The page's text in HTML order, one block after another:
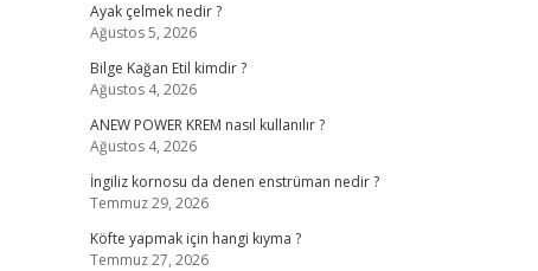
Ayak çelmek nedir ?
Ağustos 5, 2026
Bilge Kağan Etil kimdir ?
Ağustos 4, 2026
ANEW POWER KREM nasıl kullanılır ?
Ağustos 4, 2026
İngiliz kornosu da denen enstrüman nedir ?
Temmuz 29, 2026
Köfte yapmak için hangi kıyma ?
Temmuz 27, 2026